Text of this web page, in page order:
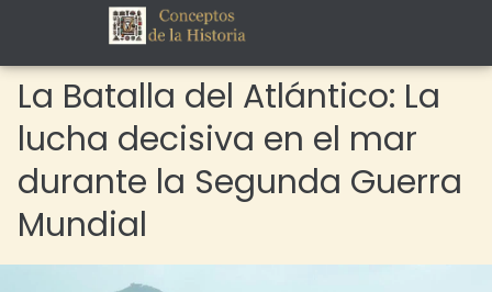
La Batalla del Atlántico: La
lucha decisiva en el mar
durante la Segunda Guerra
Mundial